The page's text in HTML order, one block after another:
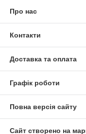
Про нас
Контакти
Доставка та оплата
Графік роботи
Повна версія сайту
Сайт створено на